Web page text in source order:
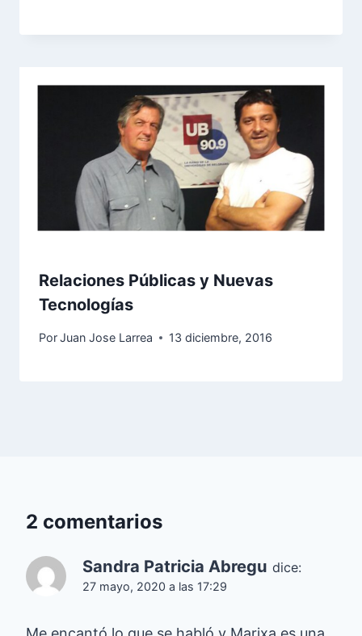
Relaciones Públicas y Nuevas
Tecnologías
PorJuan Jose Larrea 13 diciembre, 2016
2 comentarios
Sandra Patricia Abregu dice:
27 mayo, 2020 a las 17:29